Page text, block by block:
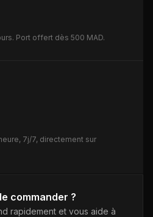
Port offert dès 500 MAD.
7j/7, directement sur
commander ?
rapidement et vous aide à